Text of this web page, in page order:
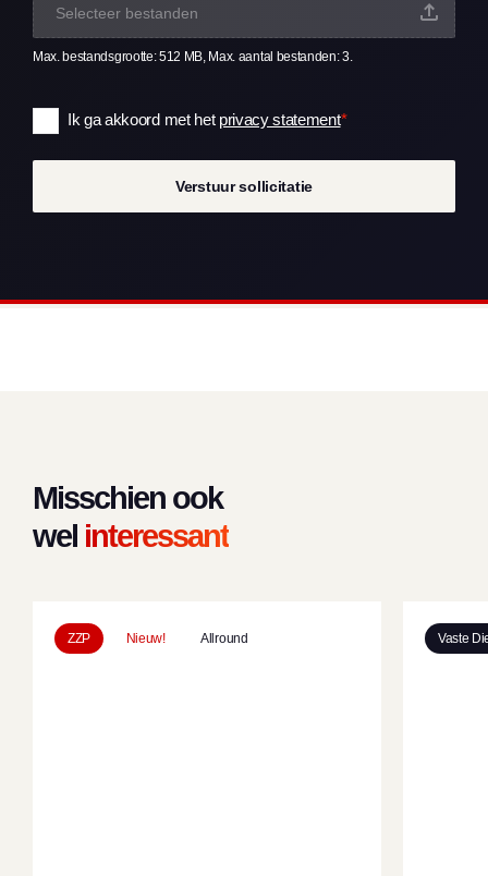
Selecteer bestanden
Max. bestandsgrootte: 512 MB, Max. aantal bestanden: 3.
Consent*
Ik ga akkoord met het privacy statement*
Verstuur sollicitatie
Misschien ook
wel interessant
ZZP Nieuw! Allround Vaste